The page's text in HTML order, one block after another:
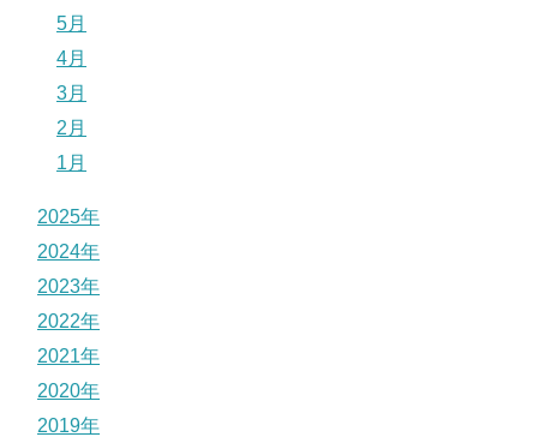
5月
4月
3月
2月
1月
2025年
2024年
2023年
2022年
2021年
2020年
2019年